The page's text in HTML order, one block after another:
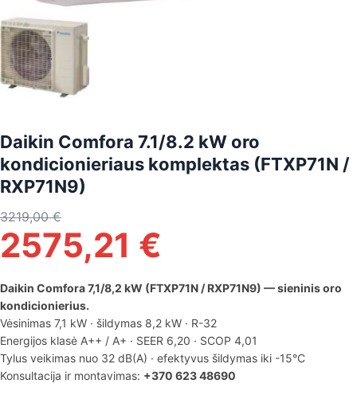
Daikin Comfora 7.1/8.2 kW oro
kondicionieriaus komplektas (FTXP71N /
RXP71N9)
3219,00€
2575,21 €
Daikin Comfora 7,1/8,2 kW (FTXP71N / RXP71N9) — sieninis oro
kondicionierius.
Vėsinimas 7,1 kW · šildymas 8,2 kW · R-32
Energijos klasė A++ / A+ · SEER 6,20 · SCOP 4,01
Tylus veikimas nuo 32 dB(A) · efektyvus šildymas iki -15°C
Konsultacija ir montavimas: +370 623 48690